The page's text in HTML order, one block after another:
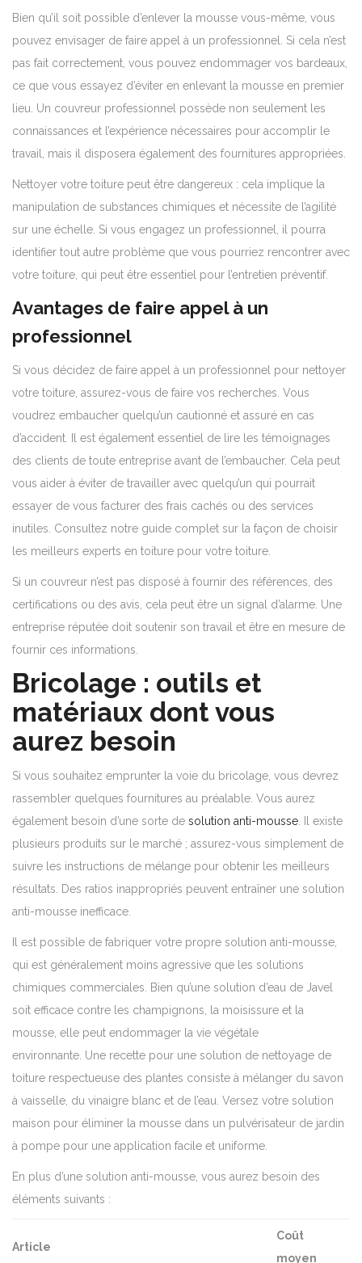
Bien qu’il soit possible d’enlever la mousse vous-même, vous
pouvez envisager de faire appel à un professionnel. Si cela n’est
pas fait correctement, vous pouvez endommager vos bardeaux,
ce que vous essayez d’éviter en enlevant la mousse en premier
lieu. Un couvreur professionnel possède non seulement les
connaissances et l’expérience nécessaires pour accomplir le
travail, mais il disposera également des fournitures appropriées.
Nettoyer votre toiture peut être dangereux : cela implique la
manipulation de substances chimiques et nécessite de l’agilité
sur une échelle. Si vous engagez un professionnel, il pourra
identifier tout autre problème que vous pourriez rencontrer avec
votre toiture, qui peut être essentiel pour l’entretien préventif.
Avantages de faire appel à un
professionnel
Si vous décidez de faire appel à un professionnel pour nettoyer
votre toiture, assurez-vous de faire vos recherches. Vous
voudrez embaucher quelqu’un cautionné et assuré en cas
d’accident. Il est également essentiel de lire les témoignages
des clients de toute entreprise avant de l’embaucher. Cela peut
vous aider à éviter de travailler avec quelqu’un qui pourrait
essayer de vous facturer des frais cachés ou des services
inutiles. Consultez notre guide complet sur la façon de choisir
les meilleurs experts en toiture pour votre toiture.
Si un couvreur n’est pas disposé à fournir des références, des
certifications ou des avis, cela peut être un signal d’alarme. Une
entreprise réputée doit soutenir son travail et être en mesure de
fournir ces informations.
Bricolage : outils et
matériaux dont vous
aurez besoin
Si vous souhaitez emprunter la voie du bricolage, vous devrez
rassembler quelques fournitures au préalable. Vous aurez
également besoin d’une sorte de solution anti-mousse . Il existe
plusieurs produits sur le marché ; assurez-vous simplement de
suivre les instructions de mélange pour obtenir les meilleurs
résultats. Des ratios inappropriés peuvent entraîner une solution
anti-mousse inefficace.
Il est possible de fabriquer votre propre solution anti-mousse,
qui est généralement moins agressive que les solutions
chimiques commerciales. Bien qu’une solution d’eau de Javel
soit efficace contre les champignons, la moisissure et la
mousse, elle peut endommager la vie végétale
environnante. Une recette pour une solution de nettoyage de
toiture respectueuse des plantes consiste à mélanger du savon
à vaisselle, du vinaigre blanc et de l’eau. Versez votre solution
maison pour éliminer la mousse dans un pulvérisateur de jardin
à pompe pour une application facile et uniforme.
En plus d’une solution anti-mousse, vous aurez besoin des
éléments suivants :
Article
Coût
moyen